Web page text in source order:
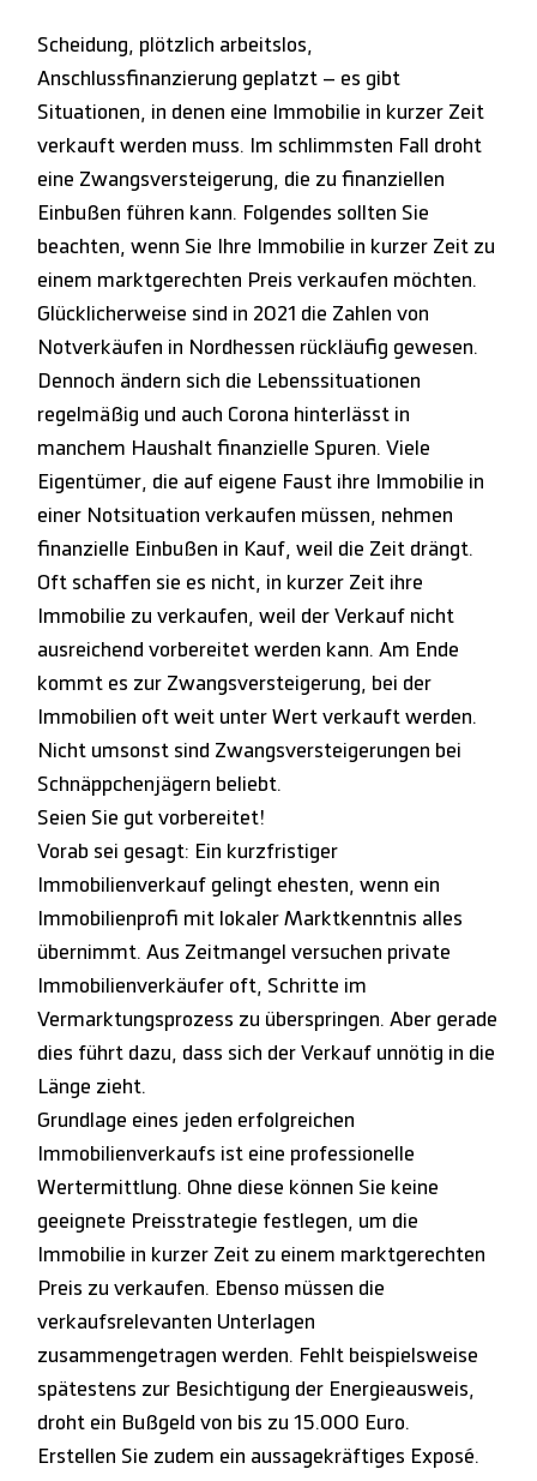
Scheidung, plötzlich arbeitslos,
Anschlussfinanzierung geplatzt – es gibt
Situationen, in denen eine Immobilie in kurzer Zeit
verkauft werden muss. Im schlimmsten Fall droht
eine Zwangsversteigerung, die zu finanziellen
Einbußen führen kann. Folgendes sollten Sie
beachten, wenn Sie Ihre Immobilie in kurzer Zeit zu
einem marktgerechten Preis verkaufen möchten.
Glücklicherweise sind in 2021 die Zahlen von
Notverkäufen in Nordhessen rückläufig gewesen.
Dennoch ändern sich die Lebenssituationen
regelmäßig und auch Corona hinterlässt in
manchem Haushalt finanzielle Spuren. Viele
Eigentümer, die auf eigene Faust ihre Immobilie in
einer Notsituation verkaufen müssen, nehmen
finanzielle Einbußen in Kauf, weil die Zeit drängt.
Oft schaffen sie es nicht, in kurzer Zeit ihre
Immobilie zu verkaufen, weil der Verkauf nicht
ausreichend vorbereitet werden kann. Am Ende
kommt es zur Zwangsversteigerung, bei der
Immobilien oft weit unter Wert verkauft werden.
Nicht umsonst sind Zwangsversteigerungen bei
Schnäppchenjägern beliebt.
Seien Sie gut vorbereitet!
Vorab sei gesagt: Ein kurzfristiger
Immobilienverkauf gelingt ehesten, wenn ein
Immobilienprofi mit lokaler Marktkenntnis alles
übernimmt. Aus Zeitmangel versuchen private
Immobilienverkäufer oft, Schritte im
Vermarktungsprozess zu überspringen. Aber gerade
dies führt dazu, dass sich der Verkauf unnötig in die
Länge zieht.
Grundlage eines jeden erfolgreichen
Immobilienverkaufs ist eine professionelle
Wertermittlung. Ohne diese können Sie keine
geeignete Preisstrategie festlegen, um die
Immobilie in kurzer Zeit zu einem marktgerechten
Preis zu verkaufen. Ebenso müssen die
verkaufsrelevanten Unterlagen
zusammengetragen werden. Fehlt beispielsweise
spätestens zur Besichtigung der Energieausweis,
droht ein Bußgeld von bis zu 15.000 Euro.
Erstellen Sie zudem ein aussagekräftiges Exposé.